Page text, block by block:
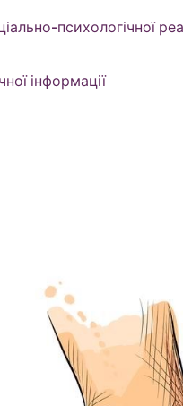
психологічної
інформації